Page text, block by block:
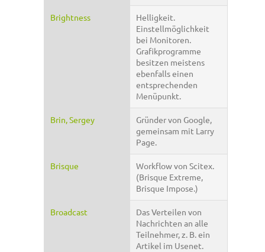
Brightness
Helligkeit.
Einstellmöglichkeit
bei Monitoren.
Grafikprogramme
besitzen meistens
ebenfalls einen
entsprechenden
Menüpunkt.
Brin, Sergey
Gründer von Google,
gemeinsam mit Larry
Page.
Brisque
Workflow von Scitex.
(Brisque Extreme,
Brisque Impose.)
Broadcast
Das Verteilen von
Nachrichten an alle
Teilnehmer, z. B. ein
Artikel im Usenet.